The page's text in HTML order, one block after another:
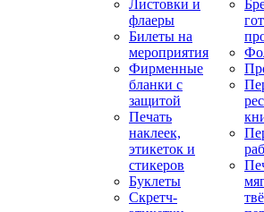
Листовки и
флаеры
Билеты на
мероприятия
Фирменные
бланки с
защитой
Печать
наклеек,
этикеток и
стикеров
Буклеты
Скретч-